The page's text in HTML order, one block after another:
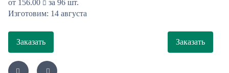
от 156.00
за 96 шт.
Изготовим: 14 августа
Заказать Заказать